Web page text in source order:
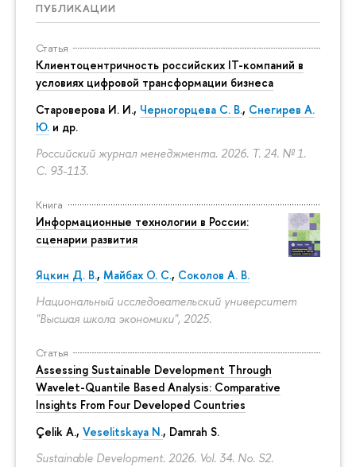
ПУБЛИКАЦИИ
Статья
Клиентоцентричность российских IT-компаний в
условиях цифровой трансформации бизнеса
Староверова И. И., Черногорцева С. В., Снегирев А.
Ю. и др.
Российский журнал менеджмента. 2026. Т. 24. № 1.
С. 93-113.
Книга
Информационные технологии в России:
сценарии развития
Яцкин Д. В., Майбах О. С., Соколов А. В.
Национальный исследовательский университет
"Высшая школа экономики", 2025.
Статья
Assessing Sustainable Development Through
Wavelet-Quantile Based Analysis: Comparative
Insights From Four Developed Countries
Çelik A., Veselitskaya N., Damrah S.
Sustainable Development. 2026. Vol. 34. No. S2.